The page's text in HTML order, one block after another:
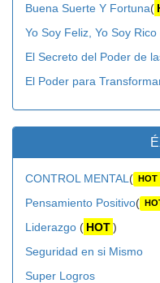
Buena Suerte Y Fortuna(
Yo Soy Feliz, Yo Soy Rico
El Secreto del Poder de
El Poder para
CONTROL MENTAL ( HOT
Pensamiento Positivo(
Liderazgo ( HOT )
Seguridad en si Mismo
Super Logros